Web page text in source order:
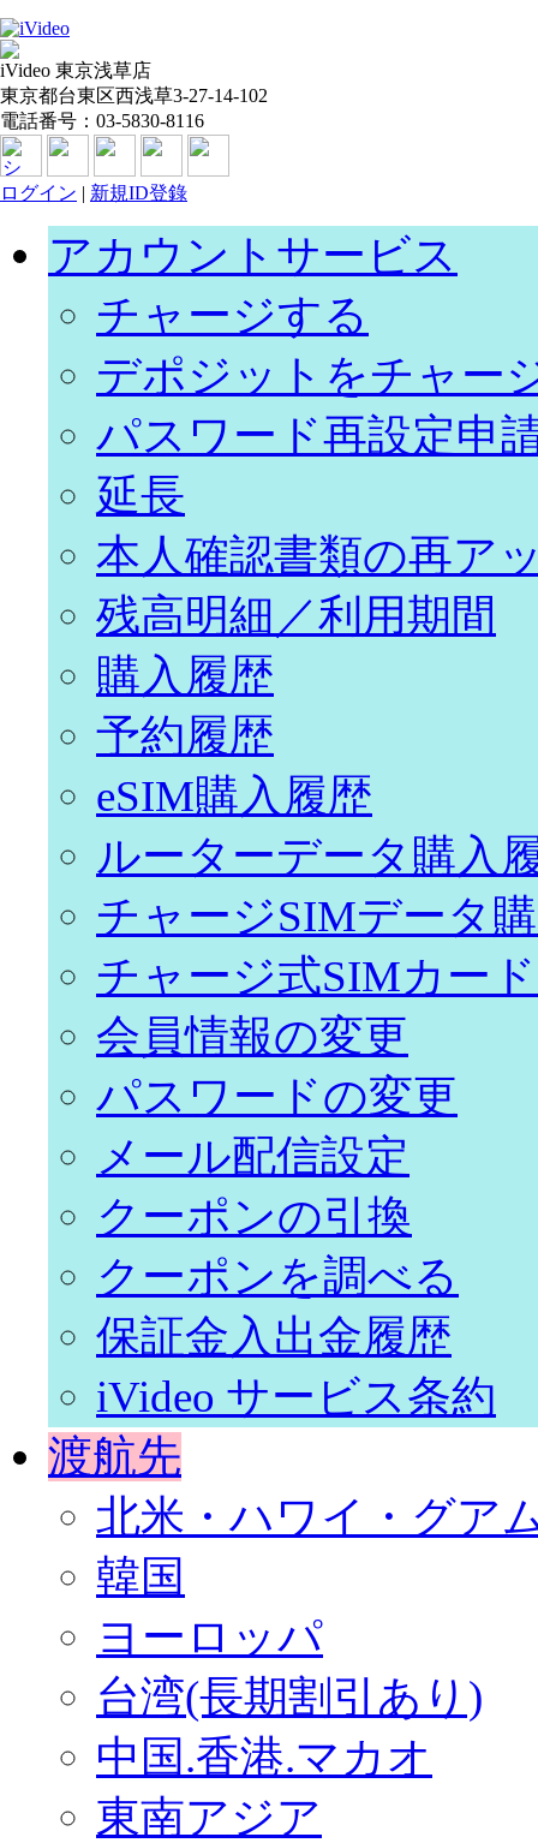
iVideo 東京浅草店
東京都台東区西浅草3-27-14-102
電話番号：03-5830-8116
ログイン | 新規ID登錄
アカウントサービス
チャージする
デポジットをチャー
パスワード再設定申
延長
本人確認書類の再ア
残高明細／利用期間
購入履歴
予約履歴
eSIM購入履歴
ルーターデータ購入
チャージSIMデータ
チャージ式SIMカー
会員情報の変更
パスワードの変更
メール配信設定
クーポンの引換
クーポンを調べる
保証金入出金履歴
iVideo サービス条約
渡航先
北米・ハワイ・グア
韓国
ヨーロッパ
台湾(長期割引あり)
中国.香港.マカオ
東南アジア